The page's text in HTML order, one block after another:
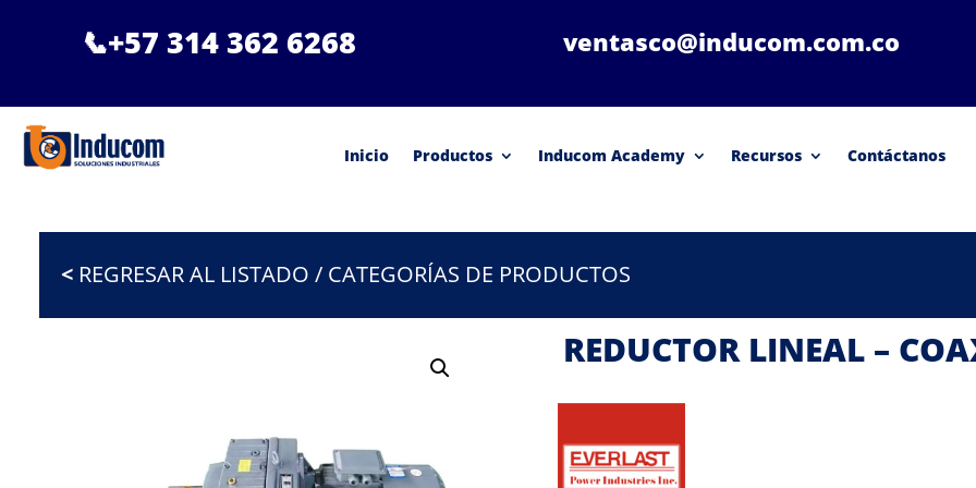
📞+57 314 362 6268 ventasco@inducom.com.co
Inicio Productos Inducom Academy Recursos Contáctanos
<REGRESAR AL LISTADO / CATEGORÍAS DE PRODUCTOS
REDUCTOR LINEAL –